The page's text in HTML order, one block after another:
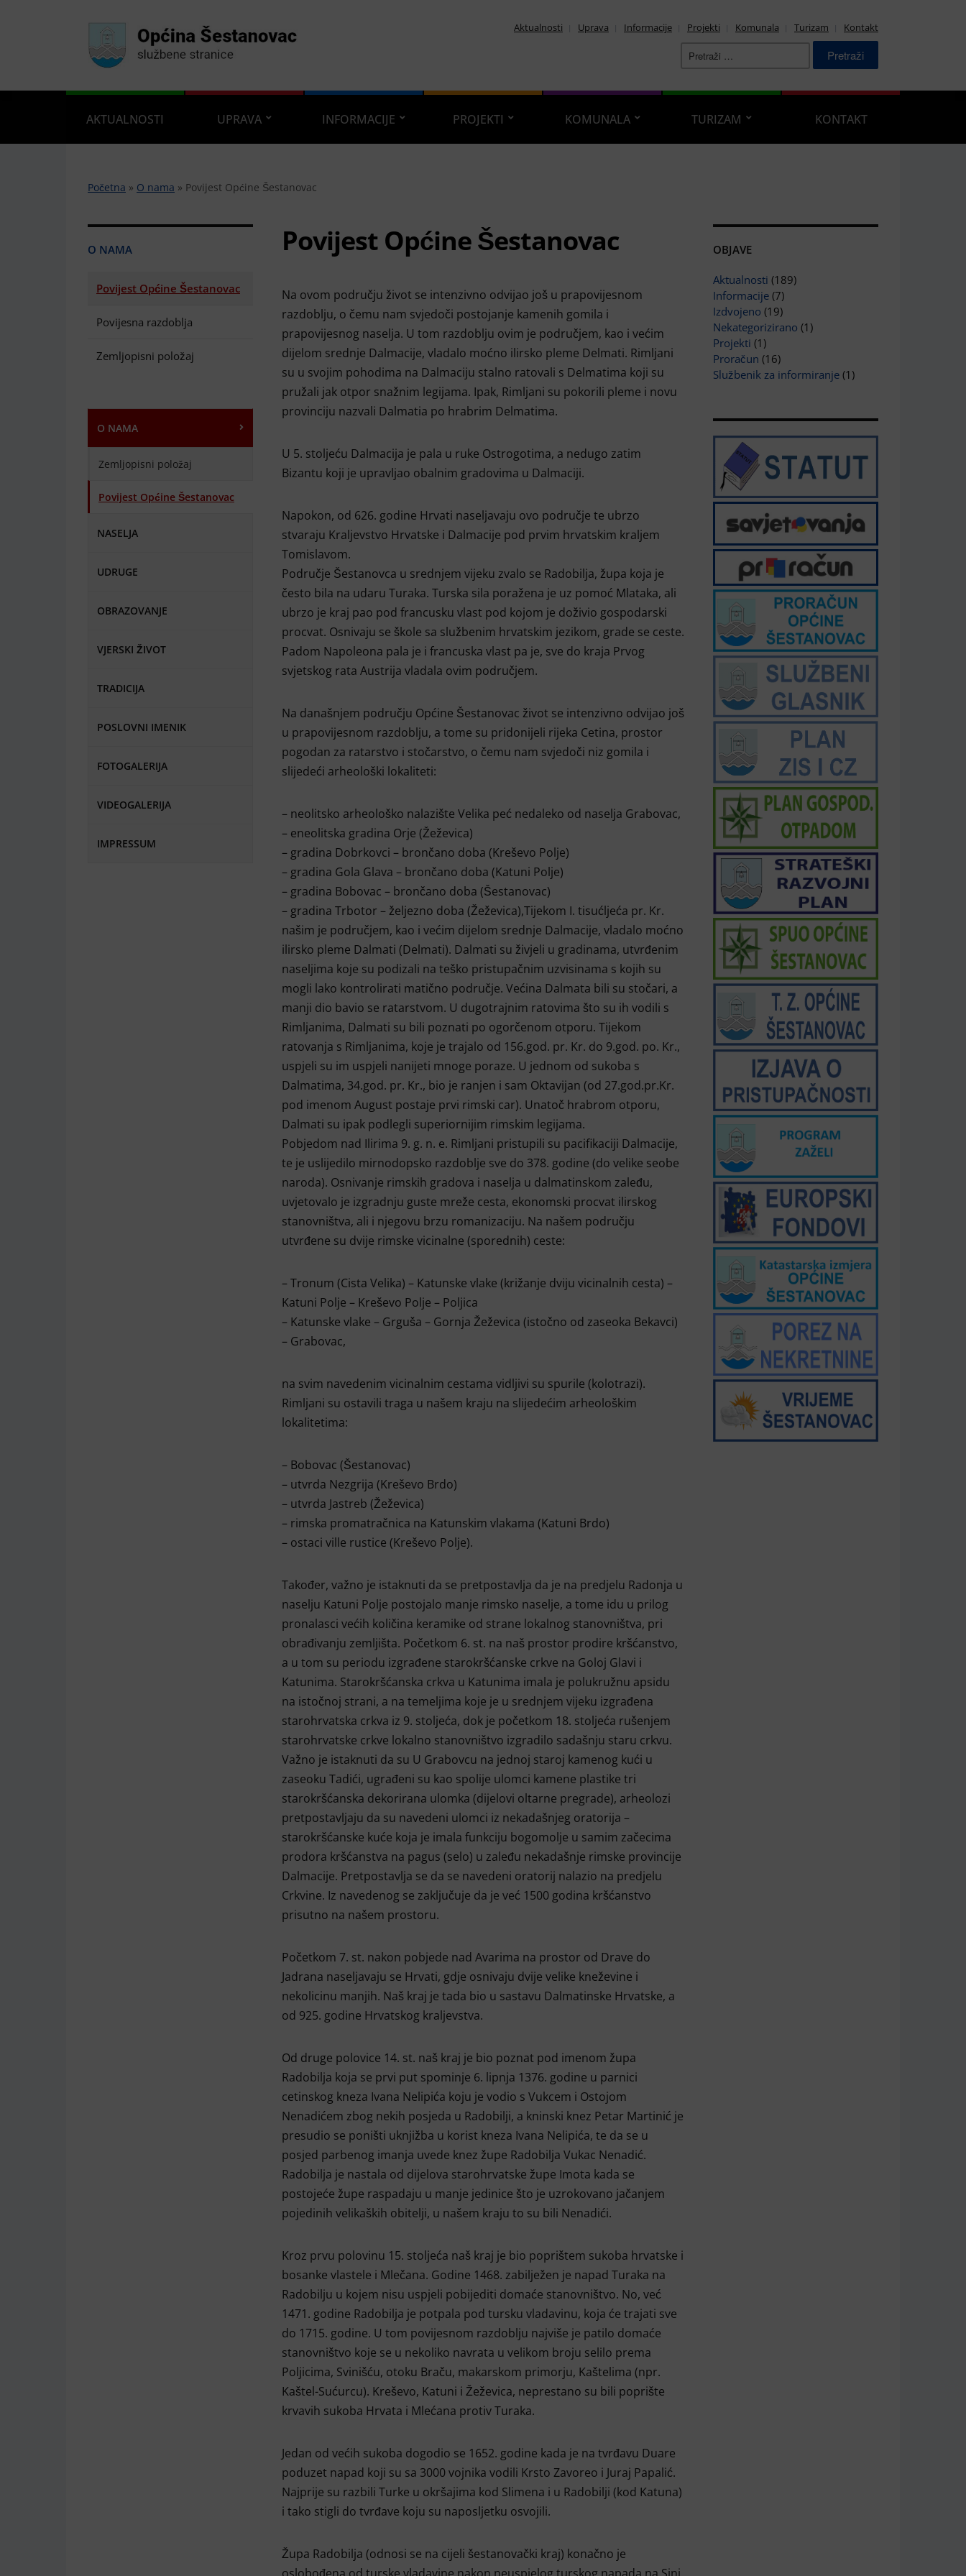
Aktualnosti Uprava Informacije Projekti Komunala Turizam Kontakt
Pretraži:
AKTUALNOSTI UPRAVA INFORMACIJE PROJEKTI KOMUNALA TURIZAM KONTAKT
Početna » O nama » Povijest Općine Šestanovac
O NAMA
Povijest Općine Šestanovac
Povijesna razdoblja
Zemljopisni položaj
O NAMA
Zemljopisni položaj
Povijest Općine Šestanovac
NASELJA
UDRUGE
OBRAZOVANJE
VJERSKI ŽIVOT
TRADICIJA
POSLOVNI IMENIK
FOTOGALERIJA
VIDEOGALERIJA
IMPRESSUM
Povijest Općine Šestanovac
Na ovom području život se intenzivno odvijao još u prapovijesnom
razdoblju, o čemu nam svjedoči postojanje kamenih gomila i
prapovijesnog naselja. U tom razdoblju ovim je područjem, kao i većim
dijelom srednje Dalmacije, vladalo moćno ilirsko pleme Delmati. Rimljani
su u svojim pohodima na Dalmaciju stalno ratovali s Delmatima koji su
pružali jak otpor snažnim legijama. Ipak, Rimljani su pokorili pleme i novu
provinciju nazvali Dalmatia po hrabrim Delmatima.
U 5. stoljeću Dalmacija je pala u ruke Ostrogotima, a nedugo zatim
Bizantu koji je upravljao obalnim gradovima u Dalmaciji.
Napokon, od 626. godine Hrvati naseljavaju ovo područje te ubrzo
stvaraju Kraljevstvo Hrvatske i Dalmacije pod prvim hrvatskim kraljem
Tomislavom.
Područje Šestanovca u srednjem vijeku zvalo se Radobilja, župa koja je
često bila na udaru Turaka. Turska sila poražena je uz pomoć Mlataka, ali
ubrzo je kraj pao pod francusku vlast pod kojom je doživio gospodarski
procvat. Osnivaju se škole sa službenim hrvatskim jezikom, grade se ceste.
Padom Napoleona pala je i francuska vlast pa je, sve do kraja Prvog
svjetskog rata Austrija vladala ovim područjem.
Na današnjem području Općine Šestanovac život se intenzivno odvijao još
u prapovijesnom razdoblju, a tome su pridonijeli rijeka Cetina, prostor
pogodan za ratarstvo i stočarstvo, o čemu nam svjedoči niz gomila i
slijedeći arheološki lokaliteti:
– neolitsko arheološko nalazište Velika peć nedaleko od naselja Grabovac,
– eneolitska gradina Orje (Žeževica)
– gradina Dobrkovci – brončano doba (Kreševo Polje)
– gradina Gola Glava – brončano doba (Katuni Polje)
– gradina Bobovac – brončano doba (Šestanovac)
– gradina Trbotor – željezno doba (Žeževica),Tijekom I. tisućljeća pr. Kr.
našim je područjem, kao i većim dijelom srednje Dalmacije, vladalo moćno
ilirsko pleme Dalmati (Delmati). Dalmati su živjeli u gradinama, utvrđenim
naseljima koje su podizali na teško pristupačnim uzvisinama s kojih su
mogli lako kontrolirati matično područje. Većina Dalmata bili su stočari, a
manji dio bavio se ratarstvom. U dugotrajnim ratovima što su ih vodili s
Rimljanima, Dalmati su bili poznati po ogorčenom otporu. Tijekom
ratovanja s Rimljanima, koje je trajalo od 156.god. pr. Kr. do 9.god. po. Kr.,
uspjeli su im uspjeli nanijeti mnoge poraze. U jednom od sukoba s
Dalmatima, 34.god. pr. Kr., bio je ranjen i sam Oktavijan (od 27.god.pr.Kr.
pod imenom August postaje prvi rimski car). Unatoč hrabrom otporu,
Dalmati su ipak podlegli superiornijim rimskim legijama.
Pobjedom nad Ilirima 9. g. n. e. Rimljani pristupili su pacifikaciji Dalmacije,
te je uslijedilo mirnodopsko razdoblje sve do 378. godine (do velike seobe
naroda). Osnivanje rimskih gradova i naselja u dalmatinskom zaleđu,
uvjetovalo je izgradnju guste mreže cesta, ekonomski procvat ilirskog
stanovništva, ali i njegovu brzu romanizaciju. Na našem području
utvrđene su dvije rimske vicinalne (sporednih) ceste:
– Tronum (Cista Velika) – Katunske vlake (križanje dviju vicinalnih cesta) –
Katuni Polje – Kreševo Polje – Poljica
– Katunske vlake – Grguša – Gornja Žeževica (istočno od zaseoka Bekavci)
– Grabovac,
na svim navedenim vicinalnim cestama vidljivi su spurile (kolotrazi).
Rimljani su ostavili traga u našem kraju na slijedećim arheološkim
lokalitetima:
– Bobovac (Šestanovac)
– utvrda Nezgrija (Kreševo Brdo)
– utvrda Jastreb (Žeževica)
– rimska promatračnica na Katunskim vlakama (Katuni Brdo)
– ostaci ville rustice (Kreševo Polje).
Također, važno je istaknuti da se pretpostavlja da je na predjelu Radonja u
naselju Katuni Polje postojalo manje rimsko naselje, a tome idu u prilog
pronalasci većih količina keramike od strane lokalnog stanovništva, pri
obrađivanju zemljišta. Početkom 6. st. na naš prostor prodire kršćanstvo,
a u tom su periodu izgrađene starokršćanske crkve na Goloj Glavi i
Katunima. Starokršćanska crkva u Katunima imala je polukružnu apsidu
na istočnoj strani, a na temeljima koje je u srednjem vijeku izgrađena
starohrvatska crkva iz 9. stoljeća, dok je početkom 18. stoljeća rušenjem
starohrvatske crkve lokalno stanovništvo izgradilo sadašnju staru crkvu.
Važno je istaknuti da su U Grabovcu na jednoj staroj kamenog kući u
zaseoku Tadići, ugrađeni su kao spolije ulomci kamene plastike tri
starokršćanska dekorirana ulomka (dijelovi oltarne pregrade), arheolozi
pretpostavljaju da su navedeni ulomci iz nekadašnjeg oratorija –
starokršćanske kuće koja je imala funkciju bogomolje u samim začecima
prodora kršćanstva na pagus (selo) u zaleđu nekadašnje rimske provincije
Dalmacije. Pretpostavlja se da se navedeni oratorij nalazio na predjelu
Crkvine. Iz navedenog se zaključuje da je već 1500 godina kršćanstvo
prisutno na našem prostoru.
Početkom 7. st. nakon pobjede nad Avarima na prostor od Drave do
Jadrana naseljavaju se Hrvati, gdje osnivaju dvije velike kneževine i
nekolicinu manjih. Naš kraj je tada bio u sastavu Dalmatinske Hrvatske, a
od 925. godine Hrvatskog kraljevstva.
Od druge polovice 14. st. naš kraj je bio poznat pod imenom župa
Radobilja koja se prvi put spominje 6. lipnja 1376. godine u parnici
cetinskog kneza Ivana Nelipića koju je vodio s Vukcem i Ostojom
Nenadićem zbog nekih posjeda u Radobilji, a kninski knez Petar Martinić je
presudio se poništi uknjižba u korist kneza Ivana Nelipića, te da se u
posjed parbenog imanja uvede knez župe Radobilja Vukac Nenadić.
Radobilja je nastala od dijelova starohrvatske župe Imota kada se
postojeće župe raspadaju u manje jedinice što je uzrokovano jačanjem
pojedinih velikaških obitelji, u našem kraju to su bili Nenadići.
Kroz prvu polovinu 15. stoljeća naš kraj je bio poprištem sukoba hrvatske i
bosanke vlastele i Mlečana. Godine 1468. zabilježen je napad Turaka na
Radobilju u kojem nisu uspjeli pobijediti domaće stanovništvo. No, već
1471. godine Radobilja je potpala pod tursku vladavinu, koja će trajati sve
do 1715. godine. U tom povijesnom razdoblju najviše je patilo domaće
stanovništvo koje se u nekoliko navrata u velikom broju selilo prema
Poljicima, Svinišću, otoku Braču, makarskom primorju, Kaštelima (npr.
Kaštel-Sućurcu). Kreševo, Katuni i Žeževica, neprestano su bili poprište
krvavih sukoba Hrvata i Mlećana protiv Turaka.
Jedan od većih sukoba dogodio se 1652. godine kada je na tvrđavu Duare
poduzet napad koji su sa 3000 vojnika vodili Krsto Zavoreo i Juraj Papalić.
Najprije su razbili Turke u okršajima kod Slimena i u Radobilji (kod Katuna)
i tako stigli do tvrđave koju su naposljetku osvojili.
Župa Radobilja (odnosi se na cijeli šestanovački kraj) konačno je
OBJAVE
Aktualnosti (189)
Informacije (7)
Izdvojeno (19)
Nekategorizirano (1)
Projekti (1)
Proračun (16)
Službenik za informiranje (1)